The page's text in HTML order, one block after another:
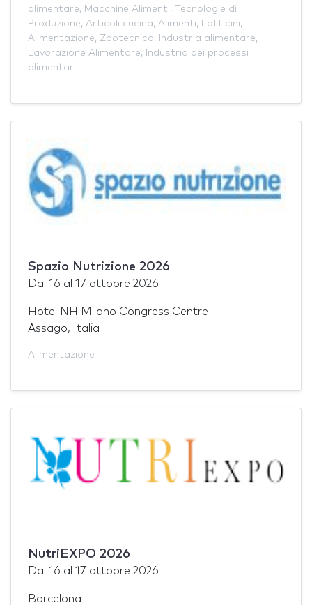
alimentare, Macchine Alimenti, Tecnologie di
Produzione, Articoli cucina, Alimenti, Latticini,
Alimentazione, Zootecnico, Industria alimentare,
Lavorazione Alimentare,
Industria dei processi
alimentari
Spazio Nutrizione 2026
Dal 16 al 17 ottobre 2026
Hotel NH Milano Congress Centre
Assago, Italia
Alimentazione
NutriEXPO 2026
Dal 16 al 17 ottobre 2026
Barcelona